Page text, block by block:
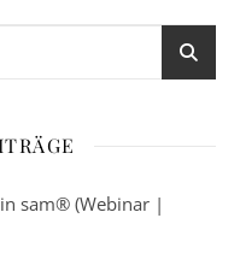
sam® (Webinar |